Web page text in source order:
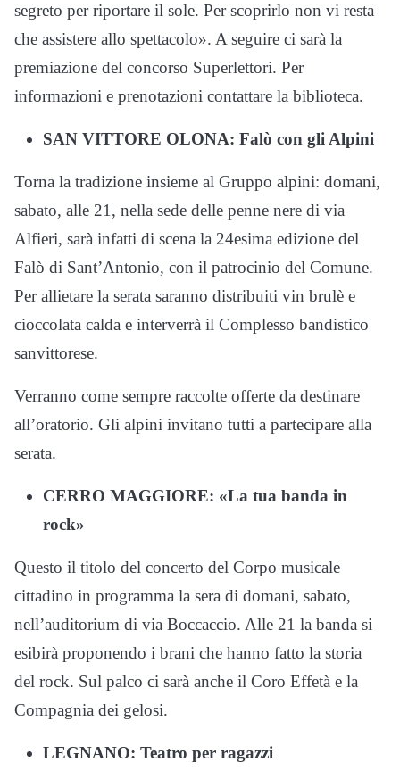
segreto per riportare il sole. Per scoprirlo non vi resta
che assistere allo spettacolo». A seguire ci sarà la
premiazione del concorso Superlettori. Per
informazioni e prenotazioni contattare la biblioteca.
SAN VITTORE OLONA: Falò con gli Alpini
Torna la tradizione insieme al Gruppo alpini: domani,
sabato, alle 21, nella sede delle penne nere di via
Alfieri, sarà infatti di scena la 24esima edizione del
Falò di Sant’Antonio, con il patrocinio del Comune.
Per allietare la serata saranno distribuiti vin brulè e
cioccolata calda e interverrà il Complesso bandistico
sanvittorese.
Verranno come sempre raccolte offerte da destinare
all’oratorio. Gli alpini invitano tutti a partecipare alla
serata.
CERRO MAGGIORE: «La tua banda in
rock»
Questo il titolo del concerto del Corpo musicale
cittadino in programma la sera di domani, sabato,
nell’auditorium di via Boccaccio. Alle 21 la banda si
esibirà proponendo i brani che hanno fatto la storia
del rock. Sul palco ci sarà anche il Coro Effetà e la
Compagnia dei gelosi.
LEGNANO: Teatro per ragazzi